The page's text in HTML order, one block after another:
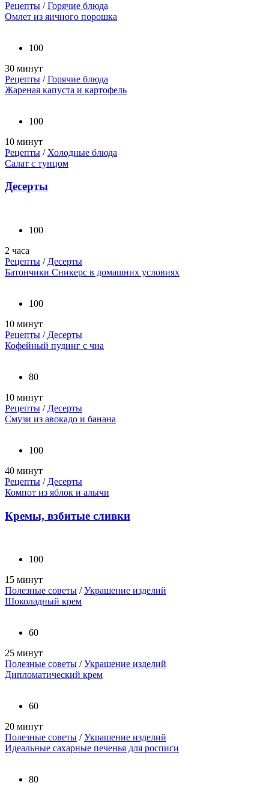
Рецепты /Горячие блюда
Омлет из яичного порошка
100
30 минут
Рецепты /Горячие блюда
Жареная капуста и картофель
100
10 минут
Рецепты / Холодные блюда
Салат с тунцом
Десерты
100
2 часа
Рецепты / Десерты
Батончики Сникерс в домашних условиях
100
10 минут
Рецепты / Десерты
Кофейный пудинг с чиа
80
10 минут
Рецепты / Десерты
Смузи из авокадо и банана
100
40 минут
Рецепты / Десерты
Компот из яблок и алычи
Кремы, взбитые сливки
100
15 минут
Полезные советы /Украшение изделий
Шоколадный крем
60
25 минут
Полезные советы /Украшение изделий
Дипломатический крем
60
20 минут
Полезные советы /Украшение изделий
Идеальные сахарные печенья для росписи
80